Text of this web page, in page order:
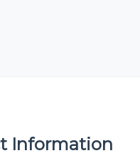
Information